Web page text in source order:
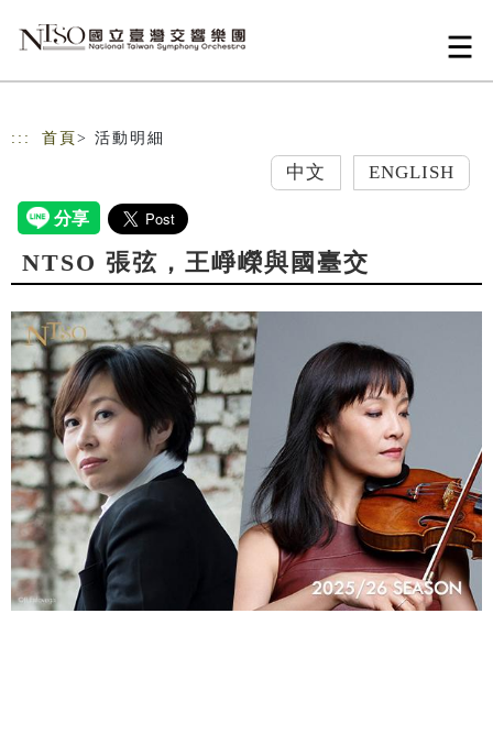
::: 首頁 > 活動明細
中文 ENGLISH
NTSO 張弦，王崢嶸與國臺交